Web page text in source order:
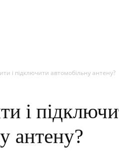
і підключити автомобільну антену?
і
антену?